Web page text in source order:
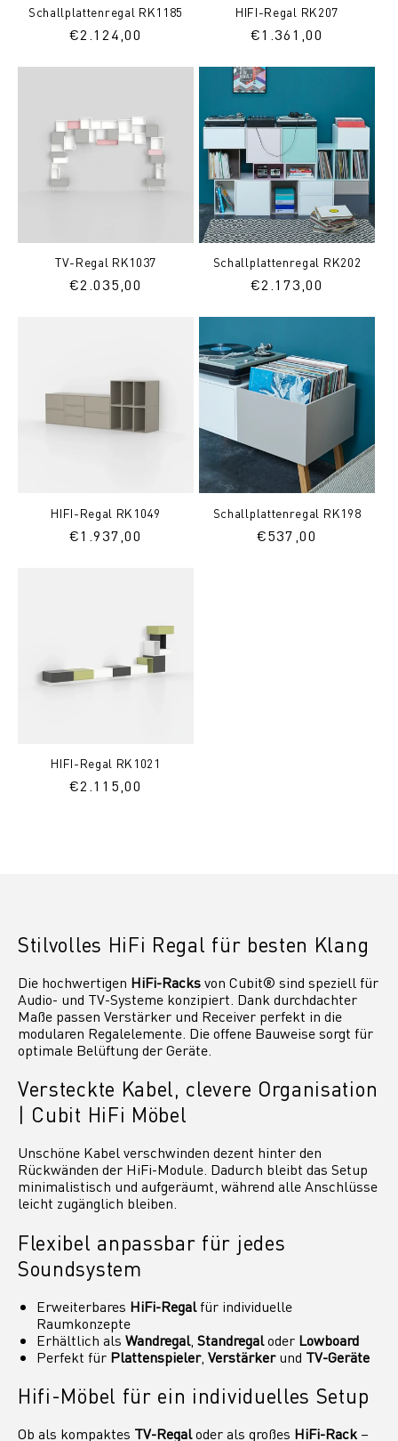
Schallplattenregal RK1185
Normaler
€2.124,00
HIFI-Regal RK207
Normaler
€1.361,00
TV-Regal RK1037
Normaler
€2.035,00
Schallplattenregal RK202
Normaler
€2.173,00
HIFI-Regal RK1049
Normaler
€1.937,00
Schallplattenregal RK198
Normaler
€537,00
HIFI-Regal RK1021
Normaler
€2.115,00
Stilvolles HiFi Regal für besten Klang
Die hochwertigen HiFi-Racksvon Cubit® sind speziell für
Audio- und TV-Systeme konzipiert. Dank durchdachter
Maße passen Verstärker und Receiver perfekt in die
modularen Regalelemente. Die offene Bauweise sorgt für
optimale Belüftung der Geräte.
Versteckte Kabel, clevere Organisation
| Cubit HiFi Möbel
Unschöne Kabel verschwinden dezent hinter den
Rückwänden der HiFi-Module. Dadurch bleibt das Setup
minimalistisch und aufgeräumt, während alle Anschlüsse
leicht zugänglich bleiben.
Flexibel anpassbar für jedes
Soundsystem
Erweiterbares HiFi-Regalfür individuelle
Raumkonzepte
Erhältlich als Wandregal, Standregaloder Lowboard
Perfekt für Plattenspieler, Verstärkerund TV-Geräte
Hifi-Möbel für ein individuelles Setup
Ob als kompaktes TV-Regaloder als großes HiFi-Rack –